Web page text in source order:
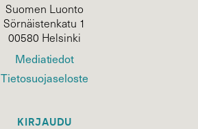
Suomen Luonto
Sörnäistenkatu 1
00580 Helsinki
Mediatiedot
Tietosuojaseloste
KIRJAUDU